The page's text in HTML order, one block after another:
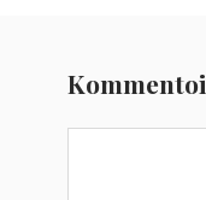
Kommentoi